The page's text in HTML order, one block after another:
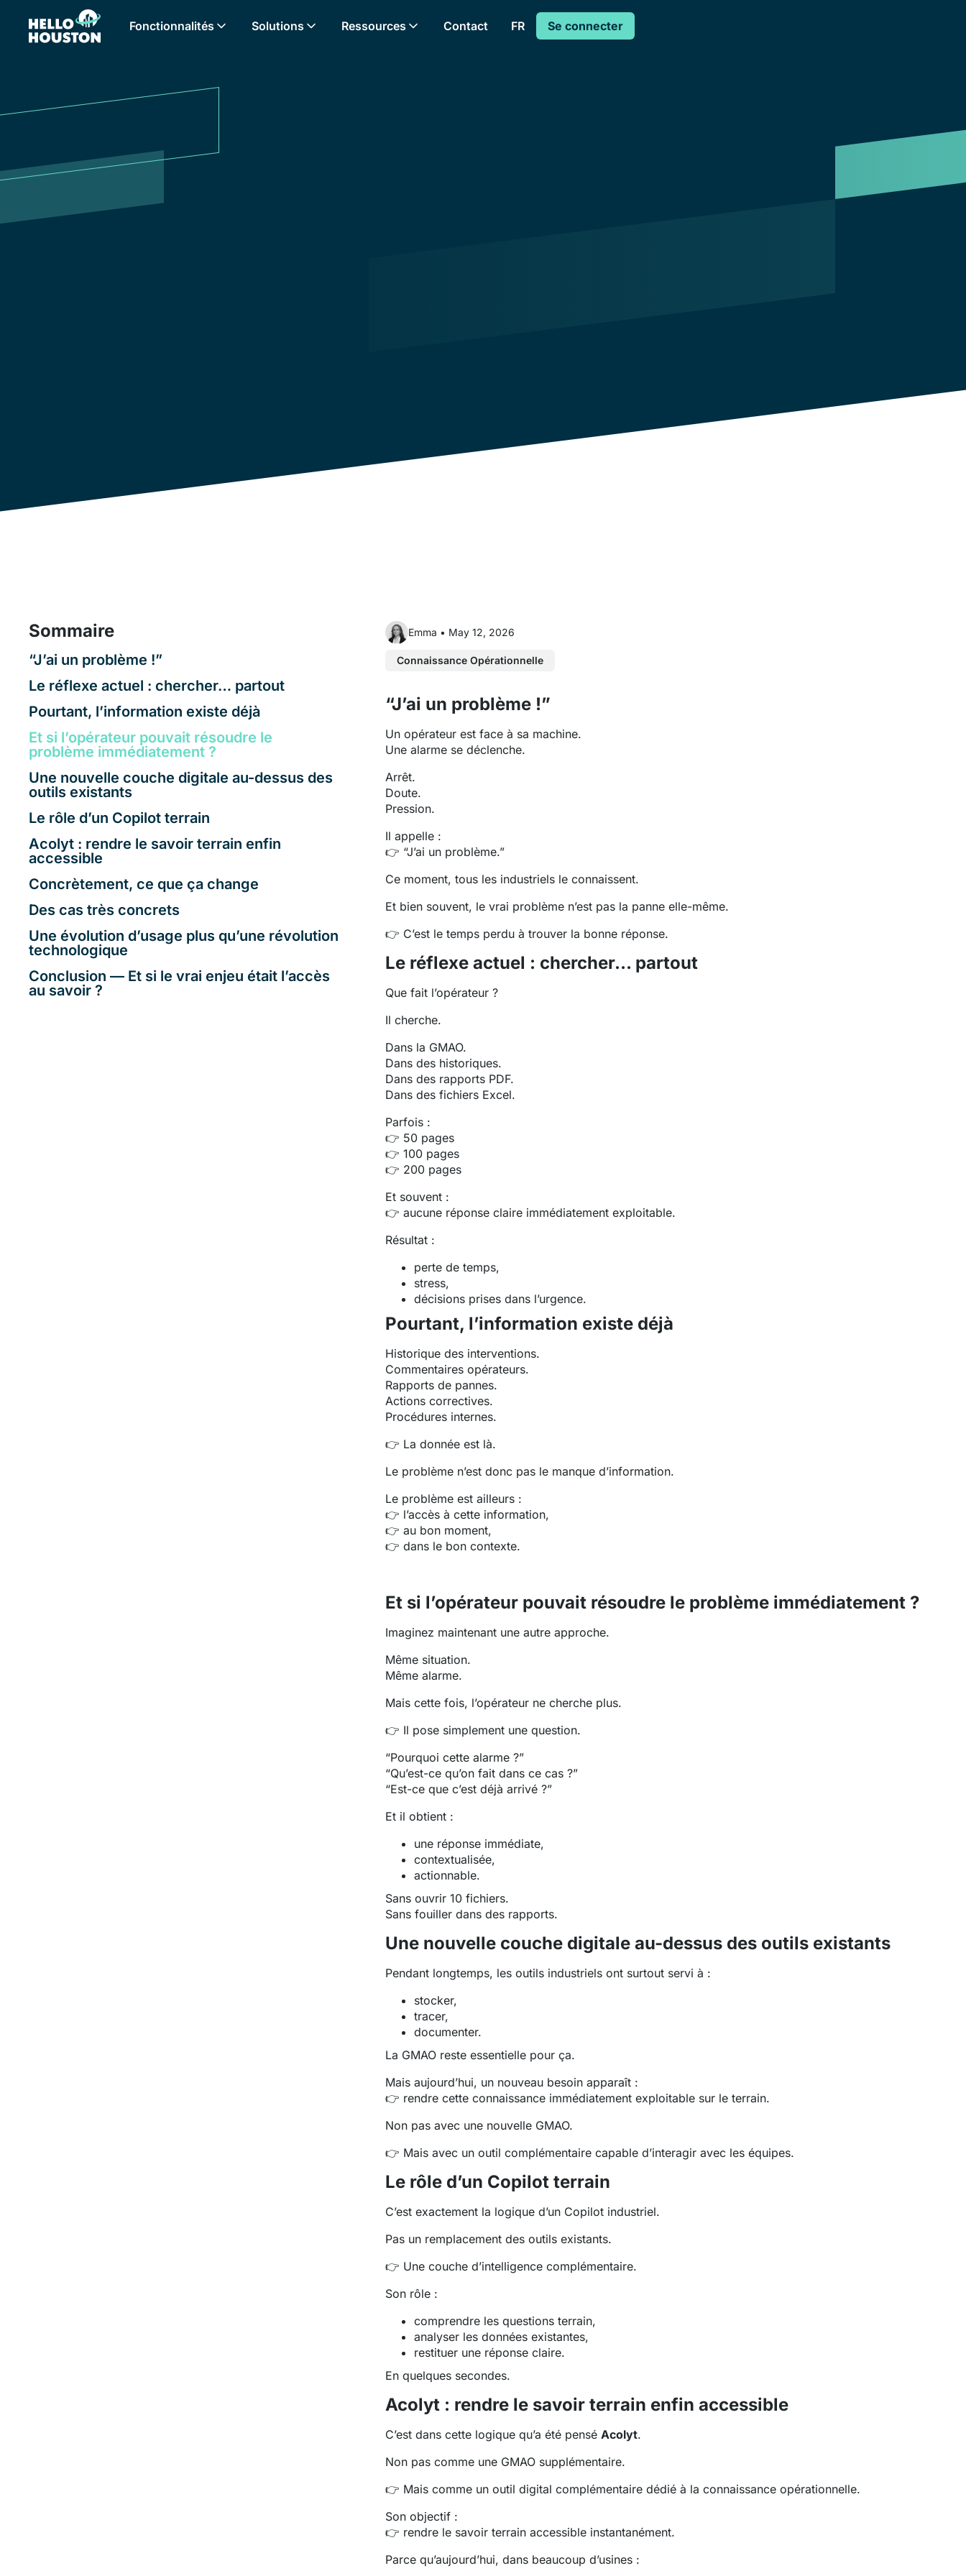
Fonctionnalités Solutions Ressources Contact FR
Se connecter
Se connecter
Tous les articles
Sommaire
“J’ai un problème !”
Le réflexe actuel : chercher… partout
Pourtant, l’information existe déjà
Et si l’opérateur pouvait résoudre le
problème immédiatement ?
Une nouvelle couche digitale au-dessus des
outils existants
Le rôle d’un Copilot terrain
Acolyt : rendre le savoir terrain enfin
accessible
Concrètement, ce que ça change
Des cas très concrets
Une évolution d’usage plus qu’une révolution
technologique
Conclusion — Et si le vrai enjeu était l’accès
au savoir ?
Emma • May 12, 2026
Connaissance Opérationnelle
“J’ai un problème !”
Un opérateur est face à sa machine.
Une alarme se déclenche.
Arrêt.
Doute.
Pression.
Il appelle :
👉 “J’ai un problème.”
Ce moment, tous les industriels le connaissent.
Et bien souvent, le vrai problème n’est pas la panne elle-même.
👉 C’est le temps perdu à trouver la bonne réponse.
Le réflexe actuel : chercher… partout
Que fait l’opérateur ?
Il cherche.
Dans la GMAO.
Dans des historiques.
Dans des rapports PDF.
Dans des fichiers Excel.
Parfois :
👉 50 pages
👉 100 pages
👉 200 pages
Et souvent :
👉 aucune réponse claire immédiatement exploitable.
Résultat :
perte de temps,
stress,
décisions prises dans l’urgence.
Pourtant, l’information existe déjà
Historique des interventions.
Commentaires opérateurs.
Rapports de pannes.
Actions correctives.
Procédures internes.
👉 La donnée est là.
Le problème n’est donc pas le manque d’information.
Le problème est ailleurs :
👉 l’accès à cette information,
👉 au bon moment,
👉 dans le bon contexte.
Et si l’opérateur pouvait résoudre le problème immédiatement ?
Imaginez maintenant une autre approche.
Même situation.
Même alarme.
Mais cette fois, l’opérateur ne cherche plus.
👉 Il pose simplement une question.
“Pourquoi cette alarme ?”
“Qu’est-ce qu’on fait dans ce cas ?”
“Est-ce que c’est déjà arrivé ?”
Et il obtient :
une réponse immédiate,
contextualisée,
actionnable.
Sans ouvrir 10 fichiers.
Sans fouiller dans des rapports.
Une nouvelle couche digitale au-dessus des outils existants
Pendant longtemps, les outils industriels ont surtout servi à :
stocker,
tracer,
documenter.
La GMAO reste essentielle pour ça.
Mais aujourd’hui, un nouveau besoin apparaît :
👉 rendre cette connaissance immédiatement exploitable sur le terrain.
Non pas avec une nouvelle GMAO.
👉 Mais avec un outil complémentaire capable d’interagir avec les équipes.
Le rôle d’un Copilot terrain
C’est exactement la logique d’un Copilot industriel.
Pas un remplacement des outils existants.
👉 Une couche d’intelligence complémentaire.
Son rôle :
comprendre les questions terrain,
analyser les données existantes,
restituer une réponse claire.
En quelques secondes.
Acolyt : rendre le savoir terrain enfin accessible
C’est dans cette logique qu’a été pensé Acolyt.
Non pas comme une GMAO supplémentaire.
👉 Mais comme un outil digital complémentaire dédié à la connaissance opérationnelle.
Son objectif :
👉 rendre le savoir terrain accessible instantanément.
Parce qu’aujourd’hui, dans beaucoup d’usines :